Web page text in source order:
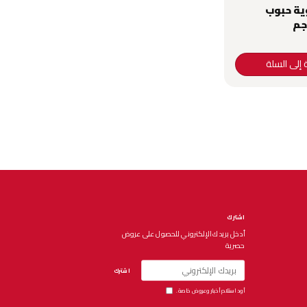
حبوب
إلى السلة
اشترك
أدخل بريدك الإلكتروني للحصول على عروض
حصرية
اشترك
أود استلام أخبار وعروض خاصة.